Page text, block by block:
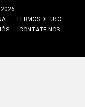
TERMOS DE USO
CONTATE-NOS